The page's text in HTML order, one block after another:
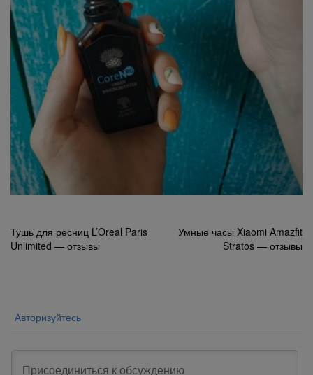
Навигация
по
Тушь для ресниц L’Oreal Paris
Unlimited — отзывы
Умные часы Xiaomi Amazfit
Stratos — отзывы
Авторизуйтесь